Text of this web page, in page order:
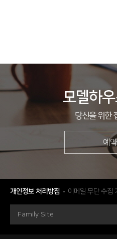
모델하
당신을 위한
예
개인정보 처리방침 이메일 무단 수집
Family Site